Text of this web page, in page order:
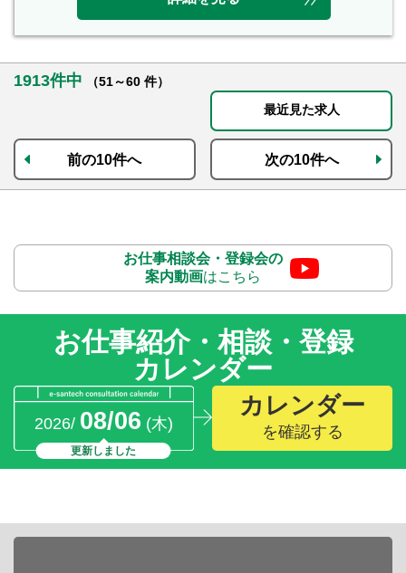
1913件中
（51～60 件）
最近見た求人
前の10件へ 次の10件へ
お仕事相談会・登録会の
案内動画はこちら
お仕事紹介・相談・登録
カレンダー
2026/ 08/06 (木)
更新しました
カレンダー
を確認する